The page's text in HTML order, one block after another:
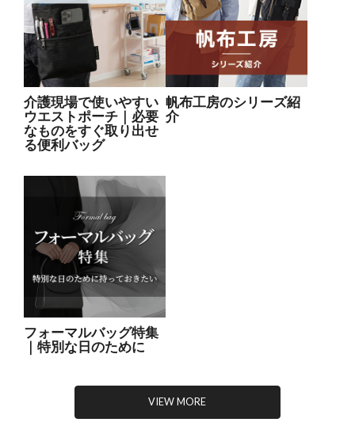
介護現場で使いやすい
ウエストポーチ｜必要
なものをすぐ取り出せ
る便利バッグ
帆布工房のシリーズ紹
介
フォーマルバッグ特集
｜特別な日のために
VIEW MORE